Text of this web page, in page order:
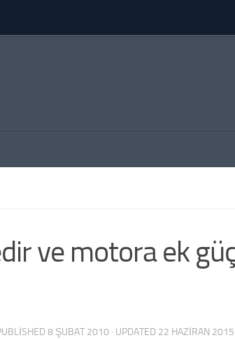
ve motora ek
8 ŞUBAT 2010 · UPDATED 22 HAZIRAN 2015